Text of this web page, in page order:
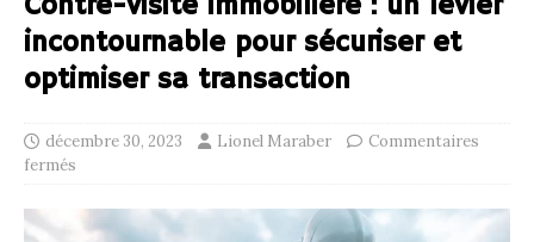
incontournable pour sécuriser et
optimiser sa transaction
décembre 30, 2023 Lionel Maraber
Commentaires
fermés